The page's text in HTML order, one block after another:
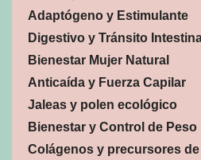
Adaptógeno y Estimulante
Digestivo y Tránsito
Bienestar Mujer Natural
Anticaída y Fuerza Capilar
Jaleas y polen ecológico
Bienestar y Control de Peso
Colágenos y precursores